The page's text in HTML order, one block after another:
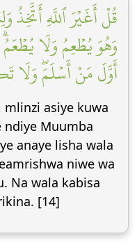
قُلۡ أَغَيۡرَ ٱللَّهِ أَتَّخِذُ
وَهُوَ يُطۡعِمُ وَلَا
أَوَّلَ مَنۡ أَسۡلَمَۖ وَلَا
mlinzi asiye kuwa
ndiye Muumba
anaye lisha wala
niwe wa
Na wala kabisa
[14]